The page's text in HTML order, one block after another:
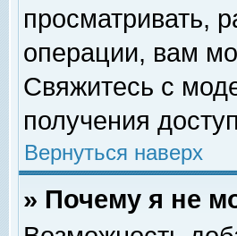
просматривать,
операции, вам
Свяжитесь с
получения
Вернуться наверх
» Почему я не